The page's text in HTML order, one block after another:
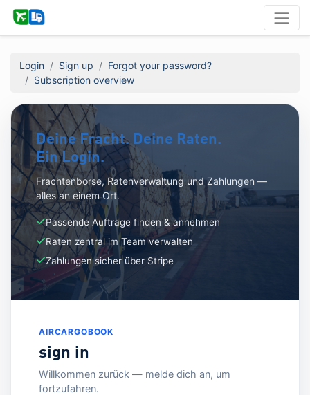
Login Sign up
Forgot your password?
Subscription overview
AIRCARGOBOOK
sign in
Willkommen zurück — melde dich an, um
fortzufahren.
Deine Fracht. Deine Raten.
Ein Login.
Frachtenbörse, Ratenverwaltung und Zahlungen —
alles an einem Ort.
Passende Aufträge finden & annehmen
Raten zentral im Team verwalten
Zahlungen sicher über Stripe